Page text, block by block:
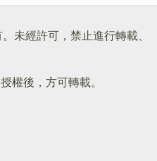
未經許可，禁止進行轉載、
權後，方可轉載。